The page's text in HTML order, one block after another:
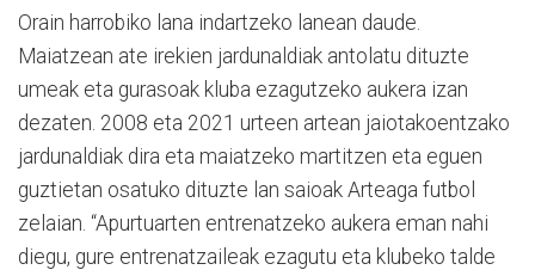
Orain harrobiko lana indartzeko lanean daude.
Maiatzean ate irekien jardunaldiak antolatu dituzte
umeak eta gurasoak kluba ezagutzeko aukera izan
dezaten. 2008 eta 2021 urteen artean jaiotakoentzako
jardunaldiak dira eta maiatzeko martitzen eta eguen
guztietan osatuko dituzte lan saioak Arteaga futbol
zelaian. “Apurtuarten entrenatzeko aukera eman nahi
diegu, gure entrenatzaileak ezagutu eta klubeko talde